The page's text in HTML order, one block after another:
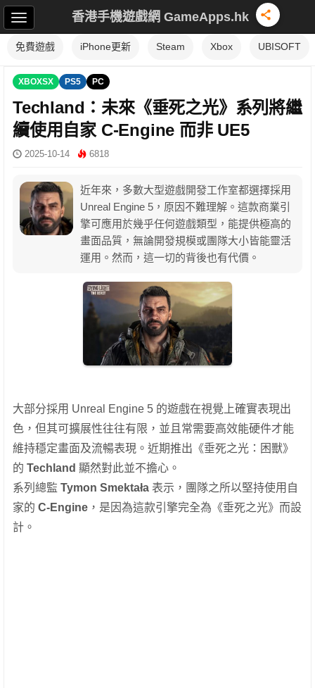
香港手機遊戲網 GameApps.hk
免費遊戲 iPhone更新 Steam Xbox UBISOFT
XBOXSX PS5 PC
Techland：未來《垂死之光》系列將繼
續使用自家 C-Engine 而非 UE5
2025-10-14 6818
近年來，多數大型遊戲開發工作室都選擇採用
Unreal Engine 5，原因不難理解。這款商業引
擎可應用於幾乎任何遊戲類型，能提供極高的
畫面品質，無論開發規模或團隊大小皆能靈活
運用。然而，這一切的背後也有代價。
大部分採用 Unreal Engine 5 的遊戲在視覺上確實表現出
色，但其可擴展性往往有限，並且常需要高效能硬件才能
維持穩定畫面及流暢表現。近期推出《垂死之光：困獸》
的 Techland 顯然對此並不擔心。
系列總監 Tymon Smektała 表示，團隊之所以堅持使用自
家的 C-Engine ，是因為這款引擎完全為《垂死之光》而設
計。